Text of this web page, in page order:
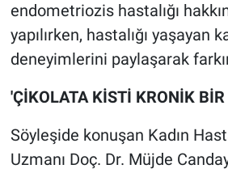
endometriozis hastalığı
yapılırken, hastalığı yaşayan
deneyimlerini paylaşarak
'ÇİKOLATA KİSTİ KRONİK
Söyleşide konuşan Kadın
Uzmanı Doç. Dr. Müjde